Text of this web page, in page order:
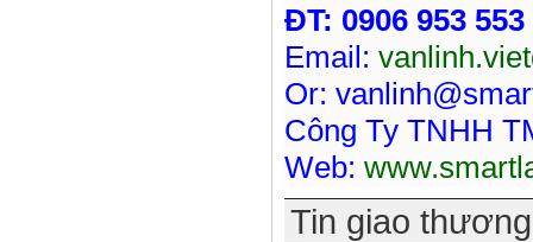
ĐT: 0906 953
Email:
Or:
Công Ty TNHH
Web:
Tin giao